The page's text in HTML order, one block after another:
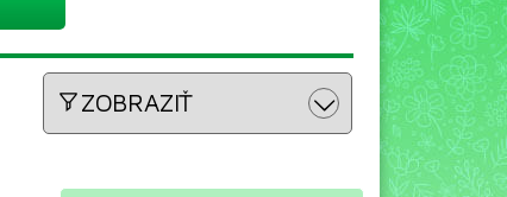
ZOBRAZIŤ